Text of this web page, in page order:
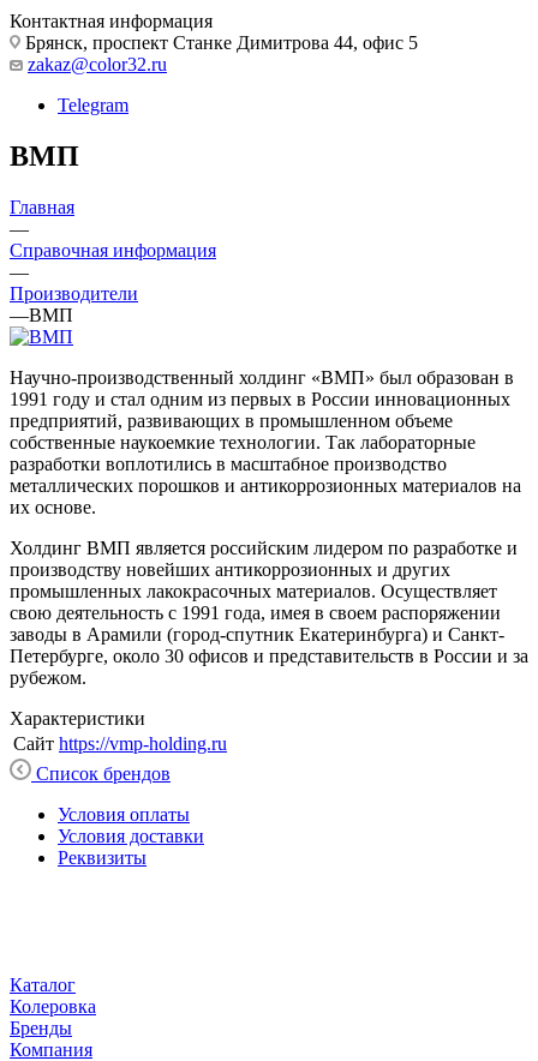
Контактная информация
Брянск, проспект Станке Димитрова 44, офис 5
zakaz@color32.ru
Telegram
ВМП
Главная
—
Справочная информация
—
Производители
—ВМП
Научно-производственный холдинг «ВМП» был образован в
1991 году и стал одним из первых в России инновационных
предприятий, развивающих в промышленном объеме
собственные наукоемкие технологии. Так лабораторные
разработки воплотились в масштабное производство
металлических порошков и антикоррозионных материалов на
их основе.
Холдинг ВМП является российским лидером по разработке и
производству новейших антикоррозионных и других
промышленных лакокрасочных материалов. Осуществляет
свою деятельность с 1991 года, имея в своем распоряжении
заводы в Арамили (город-спутник Екатеринбурга) и Санкт-
Петербурге, около 30 офисов и представительств в России и за
рубежом.
Характеристики
Сайт https://vmp-holding.ru
Список брендов
Условия оплаты
Условия доставки
Реквизиты
Каталог
Колеровка
Бренды
Компания